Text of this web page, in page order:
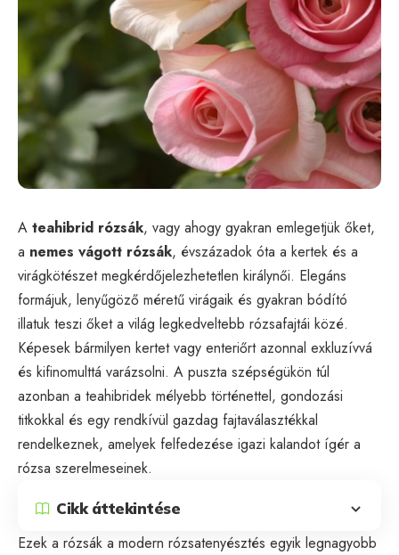
A teahibrid rózsák, vagy ahogy gyakran emlegetjük őket,
a nemes vágott rózsák, évszázadok óta a kertek és a
virágkötészet megkérdőjelezhetetlen királynői. Elegáns
formájuk, lenyűgöző méretű virágaik és gyakran bódító
illatuk teszi őket a világ legkedveltebb rózsafajtái közé.
Képesek bármilyen kertet vagy enteriőrt azonnal exkluzívvá
és kifinomulttá varázsolni. A puszta szépségükön túl
azonban a teahibridek mélyebb történettel, gondozási
titkokkal és egy rendkívül gazdag fajtaválasztékkal
rendelkeznek, amelyek felfedezése igazi kalandot ígér a
rózsa szerelmeseinek.
Cikk áttekintése
Ezek a rózsák a modern rózsatenyésztés egyik legnagyobb